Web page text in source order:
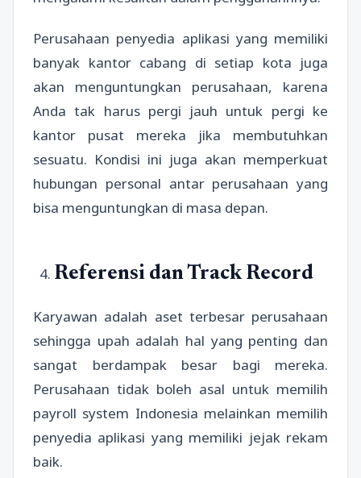
Perusahaan penyedia aplikasi yang memiliki
banyak kantor cabang di setiap kota juga
akan menguntungkan perusahaan, karena
Anda tak harus pergi jauh untuk pergi ke
kantor pusat mereka jika membutuhkan
sesuatu. Kondisi ini juga akan memperkuat
hubungan personal antar perusahaan yang
bisa menguntungkan di masa depan.
Referensi dan Track Record
Karyawan adalah aset terbesar perusahaan
sehingga upah adalah hal yang penting dan
sangat berdampak besar bagi mereka.
Perusahaan tidak boleh asal untuk memilih
payroll system Indonesia melainkan memilih
penyedia aplikasi yang memiliki jejak rekam
baik.